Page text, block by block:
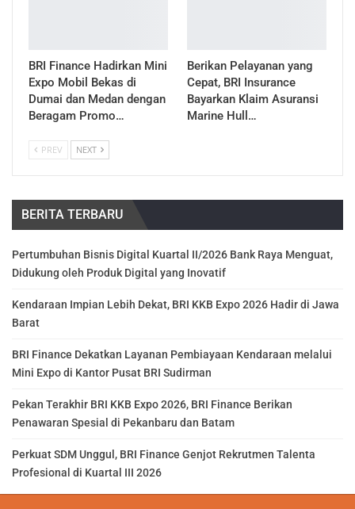
BRI Finance Hadirkan Mini
Expo Mobil Bekas di
Dumai dan Medan dengan
Beragam Promo…
Berikan Pelayanan yang
Cepat, BRI Insurance
Bayarkan Klaim Asuransi
Marine Hull…
PREV NEXT
BERITA TERBARU
Pertumbuhan Bisnis Digital Kuartal II/2026 Bank Raya Menguat,
Didukung oleh Produk Digital yang Inovatif
Kendaraan Impian Lebih Dekat, BRI KKB Expo 2026 Hadir di Jawa
Barat
BRI Finance Dekatkan Layanan Pembiayaan Kendaraan melalui
Mini Expo di Kantor Pusat BRI Sudirman
Pekan Terakhir BRI KKB Expo 2026, BRI Finance Berikan
Penawaran Spesial di Pekanbaru dan Batam
Perkuat SDM Unggul, BRI Finance Genjot Rekrutmen Talenta
Profesional di Kuartal III 2026